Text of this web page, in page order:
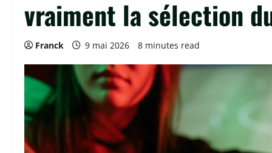
vraiment la sélection
Franck 9 mai 2026 8 minutes read